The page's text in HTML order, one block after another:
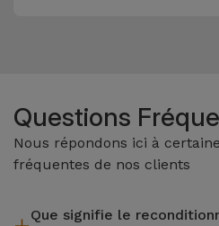
Questions
Nous répondons ici à
fréquentes de nos clients
Que signifie le